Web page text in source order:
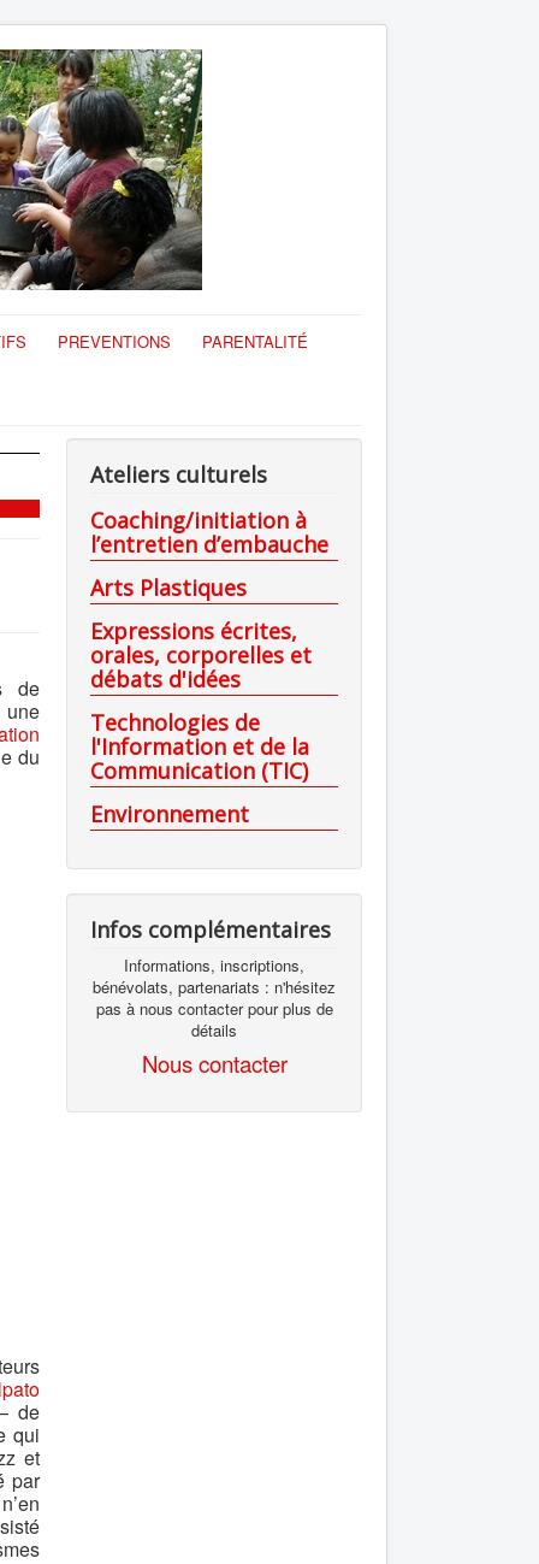
PREVENTIONS PARENTALITÉ
de
du
de
qui
et
par
Ateliers culturels
Coaching/initiation à
l’entretien d’embauche
Arts Plastiques
Expressions écrites,
orales, corporelles et
débats d'idées
Technologies de
l'Information et de la
Communication (TIC)
Environnement
Infos complémentaires
Informations, inscriptions,
bénévolats, partenariats : n'hésitez
pas à nous contacter pour plus de
détails
Nous contacter